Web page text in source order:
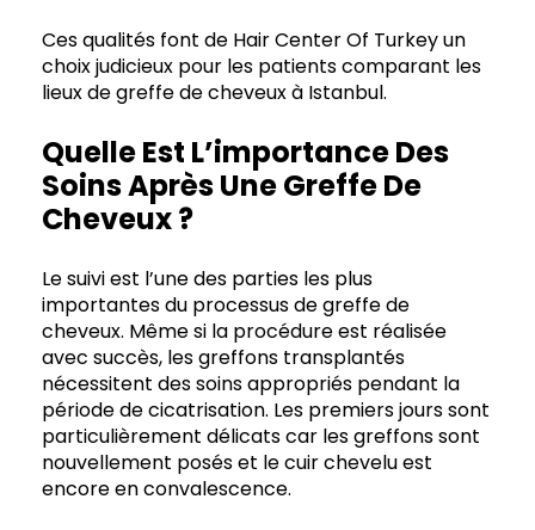
Ces qualités font de Hair Center Of Turkey un
choix judicieux pour les patients comparant les
lieux de greffe de cheveux à Istanbul.
Quelle Est L’importance Des
Soins Après Une Greffe De
Cheveux ?
Le suivi est l’une des parties les plus
importantes du processus de greffe de
cheveux. Même si la procédure est réalisée
avec succès, les greffons transplantés
nécessitent des soins appropriés pendant la
période de cicatrisation. Les premiers jours sont
particulièrement délicats car les greffons sont
nouvellement posés et le cuir chevelu est
encore en convalescence.